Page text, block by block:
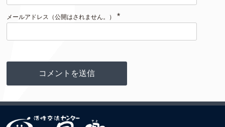
メールアドレス（公開はされません。） *